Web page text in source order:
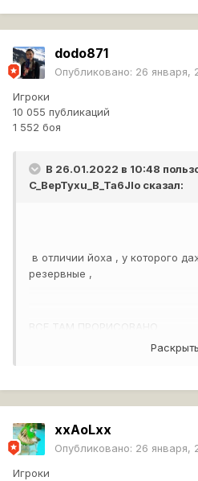
dodo871
Опубликовано: 26 января,
Игроки
10 055 публикаций
1 552 боя
В 26.01.2022 в 10:48
C_BepTyxu_B_Ta6Jlo сказал:
в отличии йоха , у которого
резервные ,
xxAoLxx
Опубликовано: 26 января,
Игроки